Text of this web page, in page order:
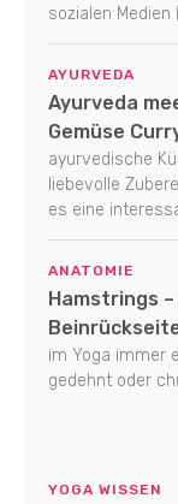
sozialen Medien
AYURVEDA
Ayurveda
Gemüse
ayurvedische
liebevolle
es eine
ANATOMIE
Hamstrings
im Yoga immer
gedehnt oder
YOGA WISSEN